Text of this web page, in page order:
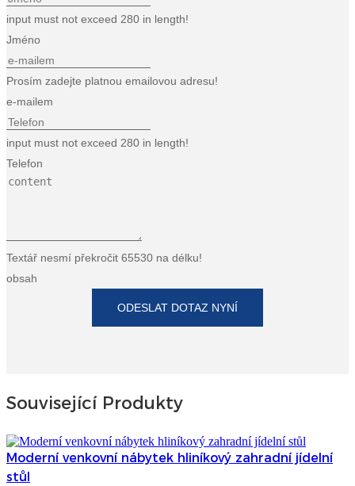
input must not exceed 280 in length!
Jméno
Prosím zadejte platnou emailovou adresu!
e-mailem
input must not exceed 280 in length!
Telefon
Textář nesmí překročit 65530 na délku!
obsah
ODESLAT DOTAZ NYNÍ
Související Produkty
Moderní venkovní nábytek hliníkový zahradní jídelní
stůl